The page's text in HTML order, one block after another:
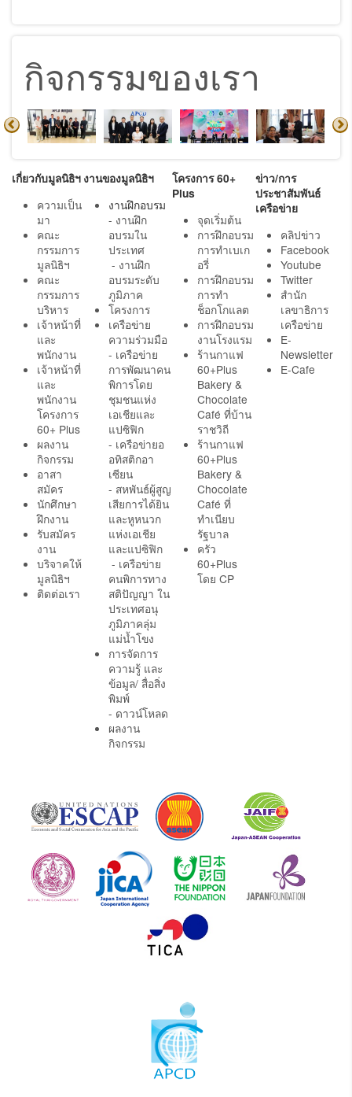
กิจกรรมของเรา
เกี่ยวกับมูลนิธิฯ
ความเป็น
มา
คณะ
กรรมการ
มูลนิธิฯ
คณะ
กรรมการ
บริหาร
เจ้าหน้าที่
และ
พนักงาน
เจ้าหน้าที่
และ
พนักงาน
โครงการ
60+ Plus
ผลงาน
กิจกรรม
อาสา
สมัคร
นักศึกษา
ฝึกงาน
รับสมัคร
งาน
บริจาคให้
มูลนิธิฯ
ติดต่อเรา
งานของมูลนิธิฯ
งานฝึกอบรม
- งานฝึก
อบรมใน
ประเทศ
- งานฝึก
อบรมระดับ
ภูมิภาค
โครงการ
เครือข่าย
ความร่วมมือ
- เครือข่าย
การพัฒนาคน
พิการโดย
ชุมชนแห่ง
เอเชียและ
แปซิฟิก
- เครือข่ายอ
อทิสติกอา
เซียน
- สหพันธ์ผู้สูญ
เสียการได้ยิน
และหูหนวก
แห่งเอเชีย
และแปซิฟิก
- เครือข่าย
คนพิการทาง
สติปัญญา ใน
ประเทศอนุ
ภูมิภาคลุ่ม
แม่น้ำโขง
การจัดการ
ความรู้ และ
ข้อมูล/ สื่อสิ่ง
พิมพ์
- ดาวน์โหลด
ผลงาน
กิจกรรม
โครงการ 60+
Plus
จุดเริ่มต้น
การฝึกอบรม
การทำเบเก
อรี่
การฝึกอบรม
การทำ
ช็อกโกแลต
การฝึกอบรม
งานโรงแรม
ร้านกาแฟ
60+Plus
Bakery &
Chocolate
Café ที่บ้าน
ราชวิถี
ร้านกาแฟ
60+Plus
Bakery &
Chocolate
Café ที่
ทำเนียบ
รัฐบาล
ครัว
60+Plus
โดย CP
ข่าว/การ
ประชาสัมพันธ์
เครือข่าย
คลิปข่าว
Facebook
Youtube
Twitter
สำนัก
เลขาธิการ
เครือข่าย
E-
Newsletter
E-Cafe